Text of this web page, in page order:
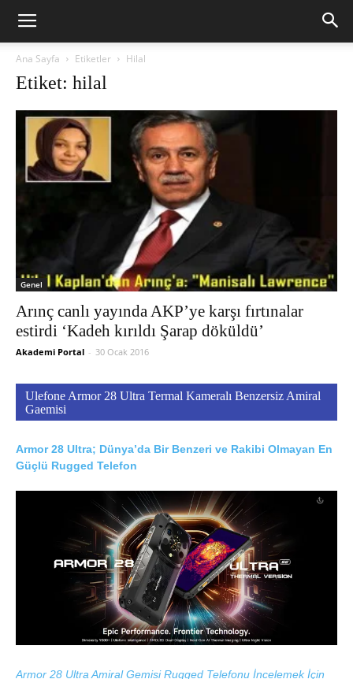
Ana Sayfa Etiketler Hilal
Etiket: hilal
Genel
Arınç canlı yayında AKP’ye karşı fırtınalar
estirdi ‘Kadeh kırıldı Şarap döküldü’
Akademi Portal - 30 Ocak 2016
Ulefone Armor 28 Ultra Termal Kameralı Benzersiz Amiral
Gaemisi
Armor 28 Ultra; Dünya’da Bir Benzeri ve Rakibi Olmayan En
Güçlü Rugged Telefon
Armor 28 Ultra Amiral Gemisi Rugged Telefonu İncelemek İçin